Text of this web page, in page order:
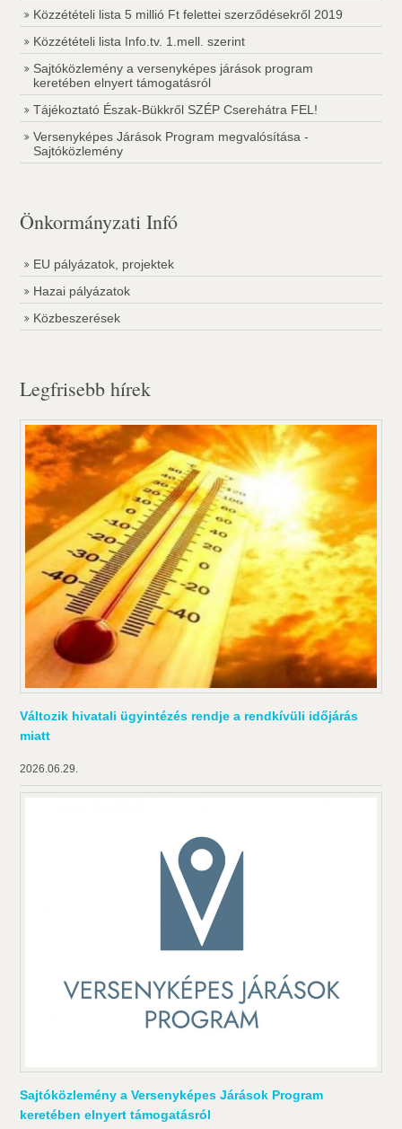
Közzétételi lista 5 millió Ft felettei szerződésekről 2019
Közzétételi lista Info.tv. 1.mell. szerint
Sajtóközlemény a versenyképes járások program
keretében elnyert támogatásról
Tájékoztató Észak-Bükkről SZÉP Cserehátra FEL!
Versenyképes Járások Program megvalósítása -
Sajtóközlemény
Önkormányzati Infó
EU pályázatok, projektek
Hazai pályázatok
Közbeszerések
Legfrisebb hírek
Változik hivatali ügyintézés rendje a rendkívüli időjárás
miatt
2026.06.29.
Sajtóközlemény a Versenyképes Járások Program
keretében elnyert támogatásról